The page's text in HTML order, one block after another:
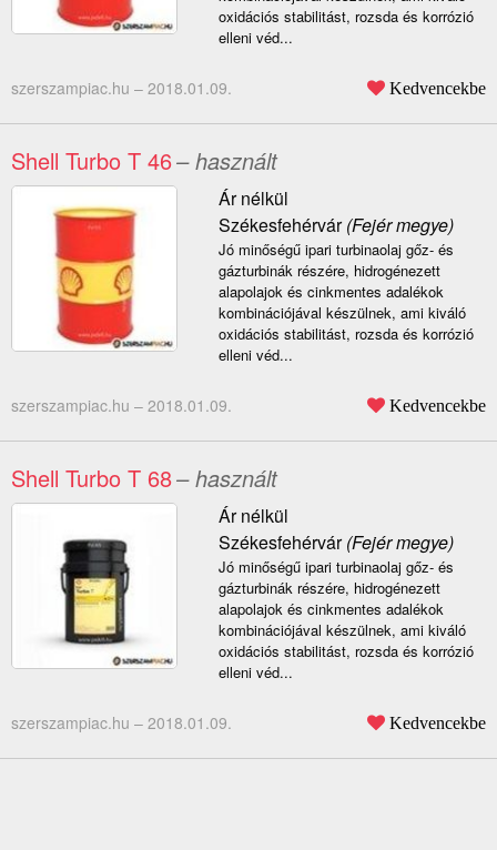
oxidációs stabilitást, rozsda és korrózió
elleni véd...
szerszampiac.hu – 2018.01.09. Kedvencekbe
Shell Turbo T 46– használt
Ár nélkül
Székesfehérvár(Fejér megye)
Jó minőségű ipari turbinaolaj gőz- és
gázturbinák részére, hidrogénezett
alapolajok és cinkmentes adalékok
kombinációjával készülnek, ami kiváló
oxidációs stabilitást, rozsda és korrózió
elleni véd...
szerszampiac.hu – 2018.01.09. Kedvencekbe
Shell Turbo T 68– használt
Ár nélkül
Székesfehérvár(Fejér megye)
Jó minőségű ipari turbinaolaj gőz- és
gázturbinák részére, hidrogénezett
alapolajok és cinkmentes adalékok
kombinációjával készülnek, ami kiváló
oxidációs stabilitást, rozsda és korrózió
elleni véd...
szerszampiac.hu – 2018.01.09. Kedvencekbe